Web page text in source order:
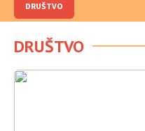
DRUŠTVO
DRUŠTVO